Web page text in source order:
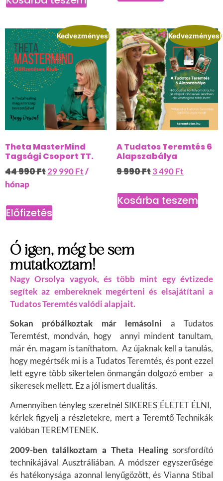
Kedvezményes!
Theta MasterMind
Tagsági Csoport TT.
44 990Ft29 990Ft/
hónap
Előfizetés
Kedvezményes!
A Tudatos Teremtés 6
Alapszabálya
9 990Ft3 490Ft
Kosárba teszem
Ó igen, még be sem
mutatkoztam!
Nagy Orsolya vagyok, és több mint egy évtizede
segítek az embereknek megérteni és elsajátítani a
Tudatos Teremtés valódi alapjait.
Sokan próbálkoztak már lemásolni a Tudatos
Teremtést, mondván, hogy annyi mindent tanultam,
már én. magam is taníthatom. Az újaknak kell a tanulás,
hogy megértsék mi is a Tudatos Teremtés, és pont ezzel
lett egyre több sikertelen önmangán dolgozó ember a
sikeresek mellett. Ez a jól ismert dualitás.
Amennyiben tényleg szeretnél SIKERES ÉLETET ÉLNI,
kérlek figyelj a részletekre, mert a Teremtő Technikák
valóban TEREMTENEK.
2009-ben találkoztam a Theta Healingsorsfordító
technikájával Ausztráliában. A módszer egyszerűsége
és hatékonysága azonnal lenyűgözött, és Vianna Stibal